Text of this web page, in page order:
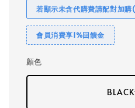
若顯示未含代購費請配對加
會員消費享1%回饋金
顏色